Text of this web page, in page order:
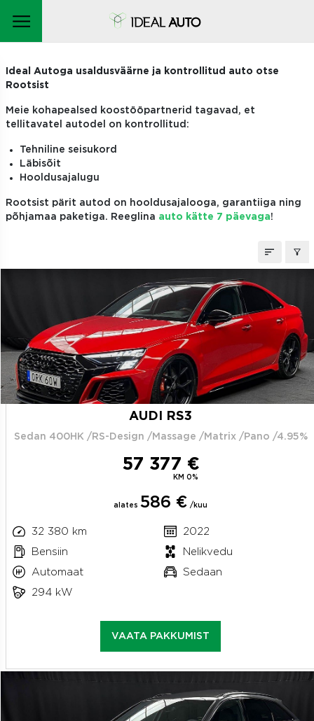
TELLITAVAD AUTOD
Ideal Autoga usaldusväärne ja kontrollitud auto otse
Rootsist
Meie kohapealsed koostööpartnerid tagavad, et
tellitavatel autodel on kontrollitud:
Tehniline seisukord
Läbisõit
Hooldusajalugu
Rootsist pärit autod on hooldusajalooga, garantiiga ning
põhjamaa paketiga. Reeglina auto kätte 7 päevaga!
AUDI RS3
Sedan 400HK /RS-Design /Massage /Matrix /Pano /4.95%
57 377 €
KM 0%
alates 586 € /kuu
32 380 km
2022
Bensiin
Nelikvedu
Automaat
Sedaan
294 kW
VAATA PAKKUMIST